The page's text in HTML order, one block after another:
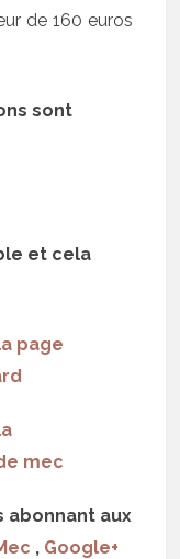
de 160 euros
sont
et cela
page
mec
abonnant aux
, Google+